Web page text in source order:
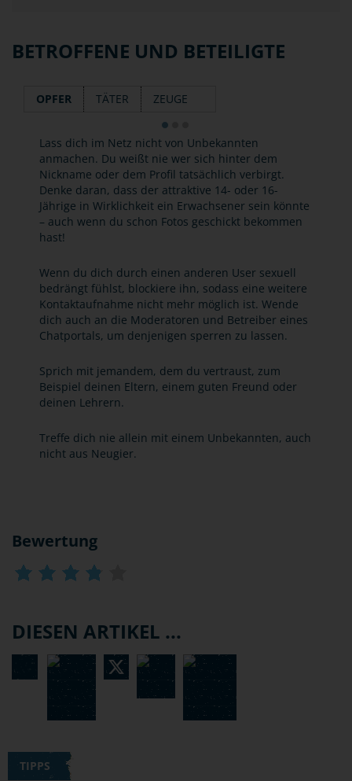
BETROFFENE UND BETEILIGTE
OPFER TÄTER ZEUGE
Lass dich im Netz nicht von Unbekannten
anmachen. Du weißt nie wer sich hinter dem
Nickname oder dem Profil tatsächlich verbirgt.
Denke daran, dass der attraktive 14- oder 16-
Jährige in Wirklichkeit ein Erwachsener sein könnte
– auch wenn du schon Fotos geschickt bekommen
hast!
Wenn du dich durch einen anderen User sexuell
bedrängt fühlst, blockiere ihn, sodass eine weitere
Kontaktaufnahme nicht mehr möglich ist. Wende
dich auch an die Moderatoren und Betreiber eines
Chatportals, um denjenigen sperren zu lassen.
Sprich mit jemandem, dem du vertraust, zum
Beispiel deinen Eltern, einem guten Freund oder
deinen Lehrern.
Treffe dich nie allein mit einem Unbekannten, auch
nicht aus Neugier.
Bewertung
DIESEN ARTIKEL ...
TIPPS